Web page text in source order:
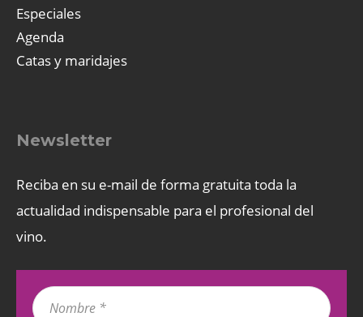
Especiales
Agenda
Catas y maridajes
Newsletter
Reciba en su e-mail de forma gratuita toda la
actualidad indispensable para el profesional del
vino.